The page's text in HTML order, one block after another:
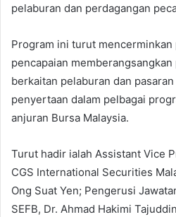
pelaburan dan perdagangan
Program ini turut
pencapaian
berkaitan pelaburan dan
penyertaan dalam pelbagai
anjuran Bursa Malaysia.
Turut hadir ialah Assistant Vice
CGS International Securities
Ong Suat Yen; Pengerusi
SEFB, Dr. Ahmad Hakimi